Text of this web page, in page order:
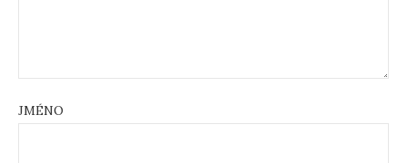
JMÉNO